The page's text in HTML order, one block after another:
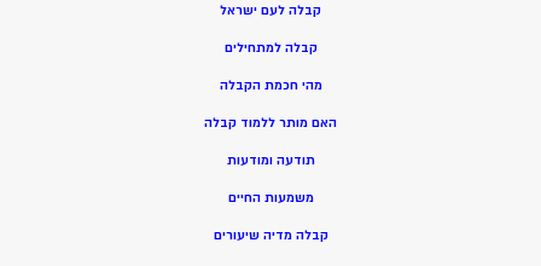
קבלה לעם ישראל
קבלה למתחילים
מהי חכמת הקבלה
האם מותר ללמוד קבלה
תודעה ומודעות
משמעות החיים
קבלה מדיה שיעורים